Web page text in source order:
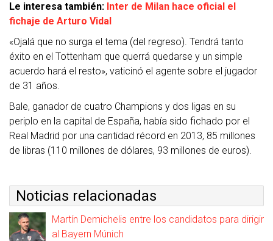
Le interesa también: Inter de Milan hace oficial el
fichaje de Arturo Vidal
«Ojalá que no surga el tema (del regreso). Tendrá tanto
éxito en el Tottenham que querrá quedarse y un simple
acuerdo hará el resto», vaticinó el agente sobre el jugador
de 31 años.
Bale, ganador de cuatro Champions y dos ligas en su
periplo en la capital de España, había sido fichado por el
Real Madrid por una cantidad récord en 2013, 85 millones
de libras (110 millones de dólares, 93 millones de euros).
Noticias relacionadas
Martín Demichelis entre los candidatos para dirigir
al Bayern Múnich